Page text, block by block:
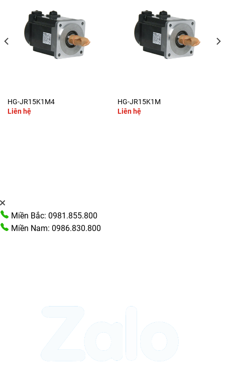
HG-JR15K1M4
Liên hệ
HG-JR15K1M
Liên hệ
Miền Bắc: 0981.855.800
Miền Nam: 0986.830.800